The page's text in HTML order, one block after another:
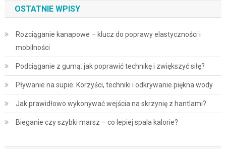
OSTATNIE WPISY
Rozciąganie kanapowe – klucz do poprawy elastyczności i
mobilności
Podciąganie z gumą: jak poprawić technikę i zwiększyć siłę?
Pływanie na supie: Korzyści, techniki i odkrywanie piękna wody
Jak prawidłowo wykonywać wejścia na skrzynię z hantlami?
Bieganie czy szybki marsz – co lepiej spala kalorie?